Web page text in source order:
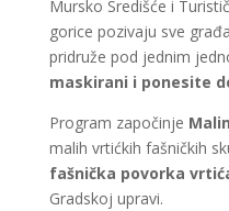
Mursko Središće i
gorice pozivaju sve
pridruže pod jednim
maskirani i ponesite
Program započinje
malih vrtićkih fašničkih
fašnička povorka
Gradskoj upravi.